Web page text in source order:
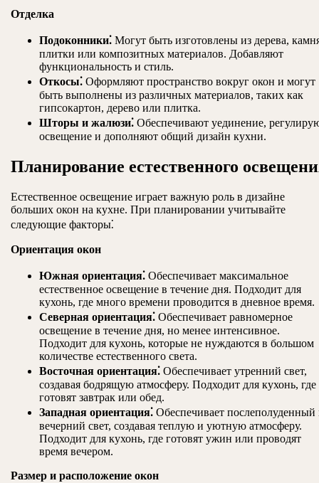
Отделка
Подоконники⁚ Могут быть изготовлены из дерева,
плитки или композитных материалов. Добавляют
функциональность и стиль.
Откосы⁚ Оформляют пространство вокруг окон и могут
быть выполнены из различных материалов, таких как
гипсокартон, дерево или плитка.
Шторы и жалюзи⁚ Обеспечивают уединение,
освещение и дополняют общий дизайн кухни.
Планирование естественного
Естественное освещение играет важную роль в дизайне
больших окон на кухне. При планировании учитывайте
следующие факторы⁚
Ориентация окон
Южная ориентация⁚ Обеспечивает максимальное
естественное освещение в течение дня. Подходит для
кухонь, где много времени проводится в дневное время.
Северная ориентация⁚ Обеспечивает равномерное
освещение в течение дня, но менее интенсивное.
Подходит для кухонь, которые не нуждаются в большом
количестве естественного света.
Восточная ориентация⁚ Обеспечивает утренний свет,
создавая бодрящую атмосферу. Подходит для кухонь, где
готовят завтрак или обед.
Западная ориентация⁚ Обеспечивает послеполуденный
вечерний свет, создавая теплую и уютную атмосферу.
Подходит для кухонь, где готовят ужин или проводят
время вечером.
Размер и расположение окон